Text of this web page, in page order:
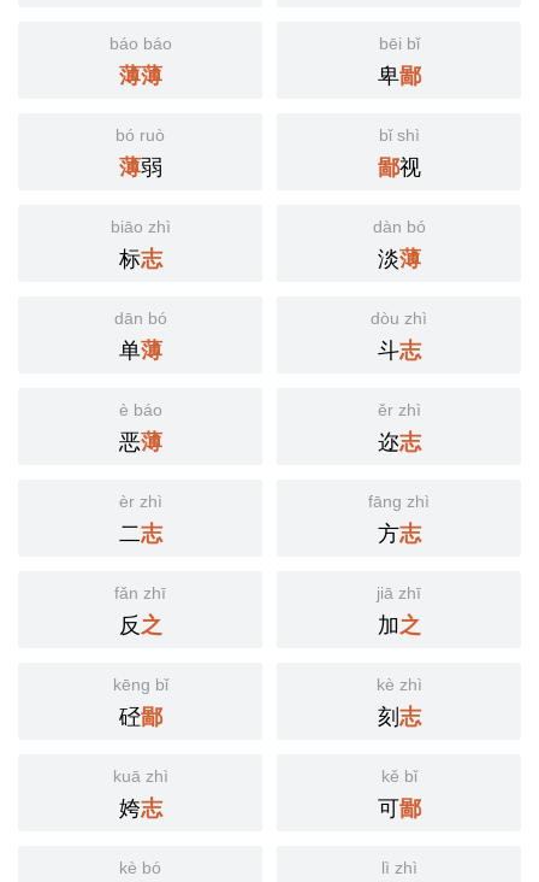
báo báo
薄薄
bēi bǐ
卑鄙
bó ruò
薄弱
bǐ shì
鄙视
biāo zhì
标志
dàn bó
淡薄
dān bó
单薄
dòu zhì
斗志
è báo
恶薄
ěr zhì
迩志
èr zhì
二志
fāng zhì
方志
fǎn zhī
反之
jiā zhī
加之
kēng bǐ
硁鄙
kè zhì
刻志
kuā zhì
姱志
kě bǐ
可鄙
kè bó lì zhì